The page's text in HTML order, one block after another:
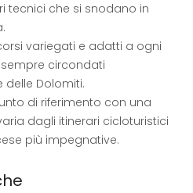
tecnici che si snodano in
variegati e adatti a ogni
circondati
delle Dolomiti.
di riferimento con una
dagli itinerari cicloturistici
più impegnative.